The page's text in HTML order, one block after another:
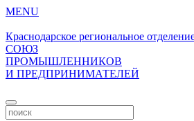
MENU
Краснодарское региональное
СОЮЗ
ПРОМЫШЛЕННИКОВ
И ПРЕДПРИНИМАТЕЛЕЙ